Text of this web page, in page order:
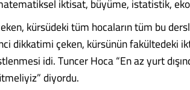
kürsüdeki tüm hocaların tüm bu
dikkatimi çeken, kürsünün fakültedeki
idi. Tuncer Hoca “En az yurt
diyordu.